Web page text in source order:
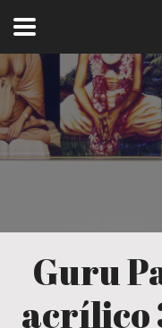
Guru
acrílico